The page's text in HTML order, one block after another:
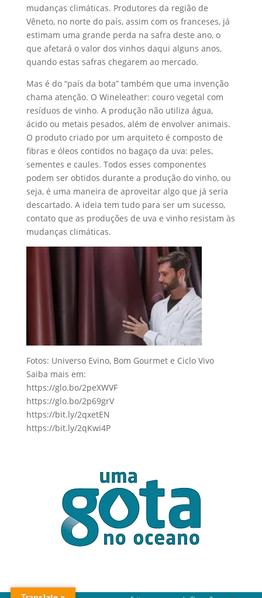
mudanças climáticas. Produtores da região de
Vêneto, no norte do país, assim com os franceses, já
estimam uma grande perda na safra deste ano, o
que afetará o valor dos vinhos daqui alguns anos,
quando estas safras chegarem ao mercado.
Mas é do “país da bota” também que uma invenção
chama atenção. O Wineleather: couro vegetal com
resíduos de vinho. A produção não utiliza água,
ácido ou metais pesados, além de envolver animais.
O produto criado por um arquiteto é composto de
fibras e óleos contidos no bagaço da uva: peles,
sementes e caules. Todos esses componentes
podem ser obtidos durante a produção do vinho, ou
seja, é uma maneira de aproveitar algo que já seria
descartado. A ideia tem tudo para ser um sucesso,
contato que as produções de uva e vinho resistam às
mudanças climáticas.
Fotos: Universo Evino, Bom Gourmet e Ciclo Vivo
Saiba mais em:
https://glo.bo/2peXWVF
https://glo.bo/2p69grV
https://bit.ly/2qxetEN
https://bit.ly/2qKwi4P